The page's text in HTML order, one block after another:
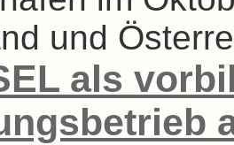
und
als